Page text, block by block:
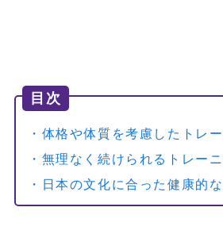
目次
・体格や体質を考慮したトレ
・無理なく続けられるトレー
・日本の文化に合った健康的